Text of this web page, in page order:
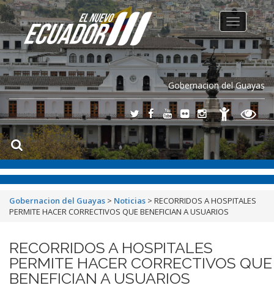
Gobernacion del Guayas
Toggle
navigation
Gobernacion del Guayas > Noticias > RECORRIDOS A HOSPITALES
PERMITE HACER CORRECTIVOS QUE BENEFICIAN A USUARIOS
RECORRIDOS A HOSPITALES
PERMITE HACER CORRECTIVOS QUE
BENEFICIAN A USUARIOS